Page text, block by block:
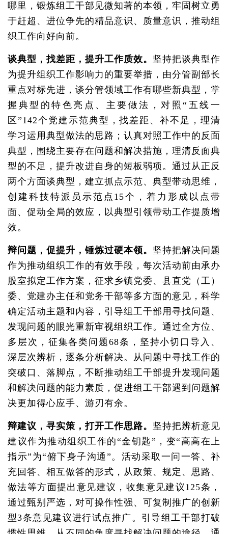
哪里，锻炼组工干部见微知著的本领，牢固树立勇
于赶超、进位争先的精品意识、质量意识，推动组
织工作向好向前。
谈典型，找差距，提升工作质效。 坚持把谈典型作
为提升组织工作影响力的重要举措，由分管副部长
重点对标先进，谈分管领域工作有哪些新典型，掌
握典型的特色亮点、主要做法，对照“五线一
区”142个党建示范典型，找差距、补不足，理清
学习运用典型做法的思路；认真对照工作中的反面
典型，围绕主要存在问题和解决措施，理清反面典
型的不足，提升改进自身的短板弱项。通过从正反
两个方面谈典型，建立抓点示范、典型带动思维，
创建科技特派员示范点15个，着力形成以点带
面、促动全局的效应，以典型引领带动工作提质增
效。
辩问题，促提升，锤炼过硬本领。 坚持把解决问题
作为推动组织工作的有效手段，每次活动前由承办
股室拟定工作方案，征求乡镇党委、县直党（工）
委、党建办主任和党务干部等多方面的意见，科学
确定活动主题和内容，引导组工干部用寻找问题、
发现问题的眼光重新审视组织工作。通过全方位、
多层次，征集各类问题68条，坚持小切口导入、
深层次辨析，逐条分析解决。从问题中寻找工作的
突破口、落脚点，不断推动组工干部提升发现问题
和解决问题的能力素质，促进组工干部遇到问题解
决更加得心应手、游刃有余。
辩建议，寻实策，打开工作思路。 坚持把辨析意见
建议作为推动组织工作的“金钥匙”，变“高高在上
指示”为“俯下身子沟通”。活动采取一问一答、补
充回答、相互做答的形式，从政策、规定、思路、
做法等方面提出意见建议，收集意见建议125条，
通过甄别严选，对可操作性强、可复制推广的创新
型3条意见建议进行试点推广。引导组工干部打破